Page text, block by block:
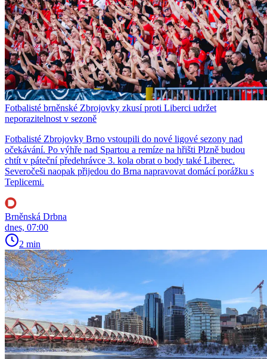
Fotbalisté brněnské Zbrojovky zkusí proti Liberci udržet
neporazitelnost v sezoně
Fotbalisté Zbrojovky Brno vstoupili do nové ligové sezony nad
očekávání. Po výhře nad Spartou a remíze na hřišti Plzně budou
chtít v páteční předehrávce 3. kola obrat o body také Liberec.
Severočeši naopak přijedou do Brna napravovat domácí porážku s
Teplicemi.
Brněnská Drbna
dnes, 07:00
2 min